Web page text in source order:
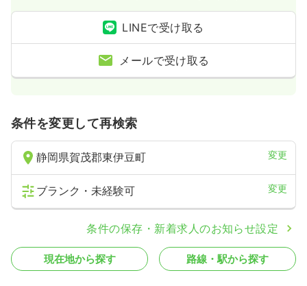
日勤のみ（パート）
お問い合わせください
気になる
LINEで受け取る
メールで受け取る
条件を変更して再検索
静岡県賀茂郡東伊豆町 変更
ブランク・未経験可 変更
条件の保存・新着求人のお知らせ設定
現在地から探す 路線・駅から探す